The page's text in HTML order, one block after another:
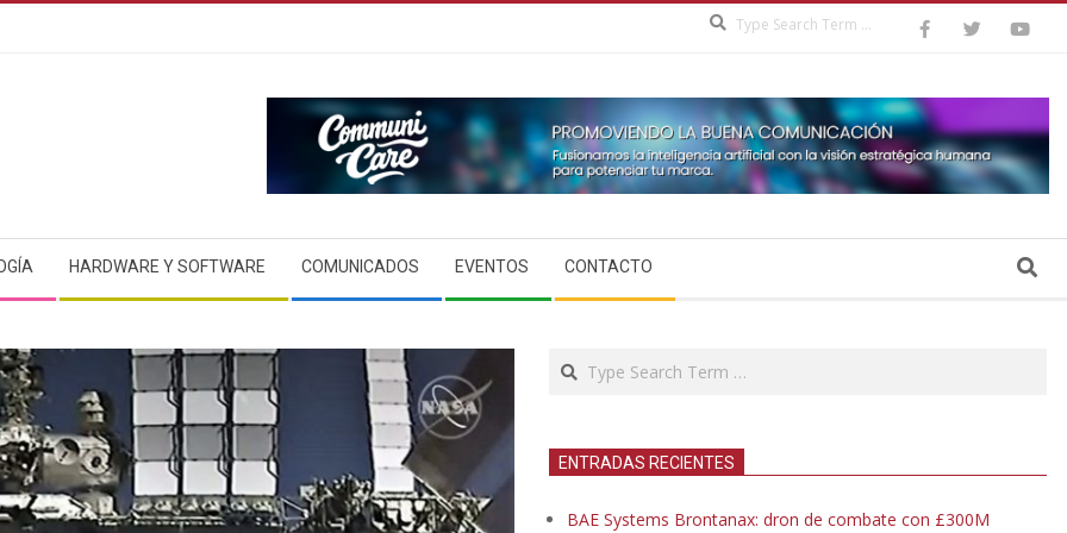
HARDWARE Y SOFTWARE COMUNICADOS EVENTOS CONTACTO Search
Search
ENTRADAS RECIENTES
BAE Systems Brontanax: dron de combate con £300M